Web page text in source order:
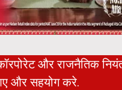
और राजनैतिक
और सहयोग करे.